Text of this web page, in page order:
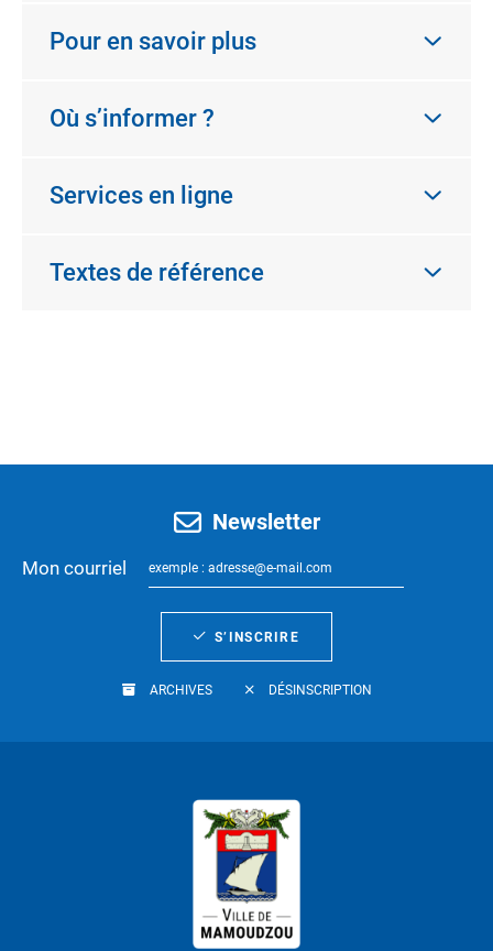
Pour en savoir plus
Où s’informer ?
Services en ligne
Textes de référence
Newsletter
Mon courriel
S’INSCRIRE
ARCHIVES DÉSINSCRIPTION